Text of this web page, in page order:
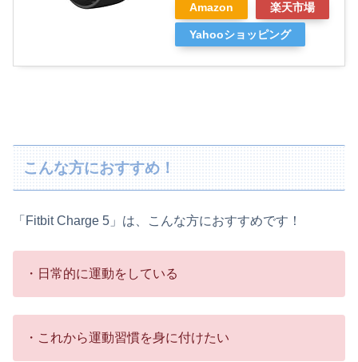
Amazon 楽天市場
Yahooショッピング
こんな方におすすめ！
「Fitbit Charge 5」は、こんな方におすすめです！
・日常的に運動をしている
・これから運動習慣を身に付けたい